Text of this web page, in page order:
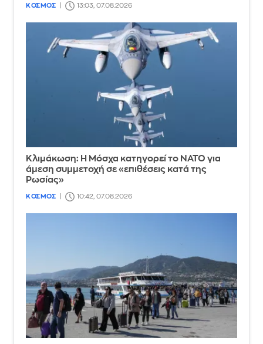
ΚΟΣΜΟΣ 13:03, 07.08.2026
Κλιμάκωση: Η Μόσχα κατηγορεί το ΝΑΤΟ για
άμεση συμμετοχή σε «επιθέσεις κατά της
Ρωσίας»
ΚΟΣΜΟΣ 10:42, 07.08.2026